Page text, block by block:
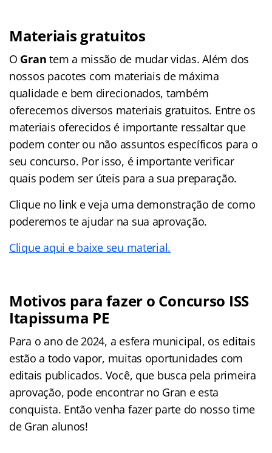
Materiais gratuitos
O Grantem a missão de mudar vidas. Além dos
nossos pacotes com materiais de máxima
qualidade e bem direcionados, também
oferecemos diversos materiais gratuitos. Entre os
materiais oferecidos é importante ressaltar que
podem conter ou não assuntos específicos para o
seu concurso. Por isso, é importante verificar
quais podem ser úteis para a sua preparação.
Clique no link e veja uma demonstração de como
poderemos te ajudar na sua aprovação.
Clique aqui e baixe seu material.
Motivos para fazer o Concurso ISS
Itapissuma PE
Para o ano de 2024, a esfera municipal, os editais
estão a todo vapor, muitas oportunidades com
editais publicados. Você, que busca pela primeira
aprovação, pode encontrar no Gran e esta
conquista. Então venha fazer parte do nosso time
de Gran alunos!